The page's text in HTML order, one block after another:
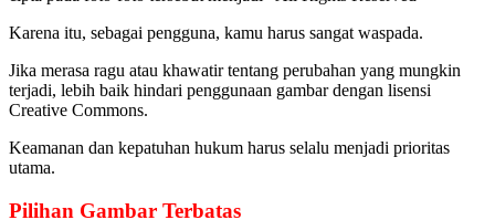
Karena itu, sebagai pengguna, kamu harus sangat waspada.
Jika merasa ragu atau khawatir tentang perubahan yang mungkin
terjadi, lebih baik hindari penggunaan gambar dengan lisensi
Creative Commons.
Keamanan dan kepatuhan hukum harus selalu menjadi prioritas
utama.
Pilihan Gambar Terbatas